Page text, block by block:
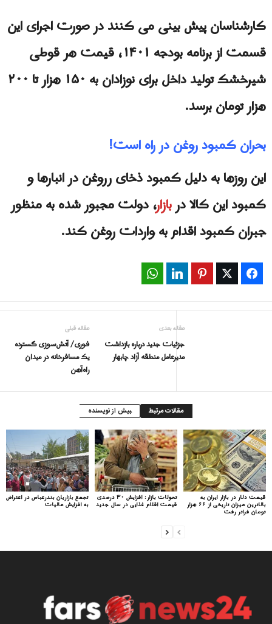
کارشناسان پیش بینی می کنند در صورت اجرای این
قسمت از برنامه بودجه ۱۴۰۱، قیمت هر قوطی
شیرخشک تولید داخل برای نوزادان به ۱۵۰ هزار تا ۲۰۰
هزار تومان برسد.
بحران کمبود روغن در راه است!
این روزها به دلیل کمبود ذخای رروغن در انبارها و
کمبود این کالا دربازار، دولت مجبور شده به منظور
جبران کمبود اقدام به واردات روغن کند.
Facebook
Twitter
Pinterest
LinkedIn
مقاله قبلی
فوری/ آتش‌سوزی گسترده
یک مسافرخانه در میدان
راه‌آهن
مقاله بعدی
جزئیات جدید درباره بازداشت
مدیرعامل منطقه آزاد چابهار
مقالات مرتبط بیش از نویسنده
تجمع بازاریان بندرعباس در اعتراض
به افزایش مالیات
تحولات بازار: افزایش ۳۰ درصدی
قیمت اقلام غذایی در سال جدید
قیمت دلار در بازار ایران به
بالاترین میزان تاریخی از ۶۶ هزار
تومان فراتر رفت